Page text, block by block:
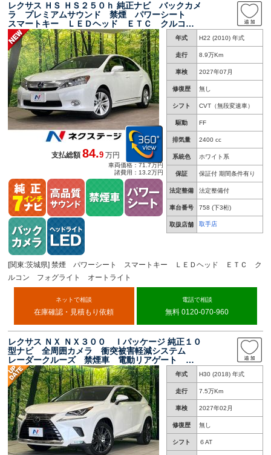
レクサス ＨＳ ＨＳ２５０ｈ 純正ナビ バックカメ
ラ プレミアムサウンド 禁煙 パワーシート
スマートキー ＬＥＤヘッド ＥＴＣ クルコ
ン フォグライト オートライト オートエアコ
ン 純正１７インチＡＷ ＣＤ／ＤＶＤ再生 フ
ルセグ
年式 H22 (2010) 年式
走行 8.9万Km
車検 2027年07月
修復歴 無し
シフト CVT（無段変速車）
駆動 FF
排気量 2400 cc
系統色 ホワイト系
保証 保証付 期間条件有り
法定整備 法定整備付
車台番号 758 (下3桁)
取扱店舗 取手店
支払総額84.9 万円
車両価格：71.7万円
諸費用：13.2万円
[関東:茨城県] 禁煙 パワーシート スマートキー ＬＥＤヘッド ＥＴＣ ク
ルコン フォグライト オートライト
ネットで相談
在庫確認・見積もり依頼
電話で相談
無料 0120-070-960
レクサス ＮＸ ＮＸ３００ Ｉパッケージ 純正１０
型ナビ 全周囲カメラ 衝突被害軽減システム
レーダークルーズ 禁煙車 電動リアゲート レ
ザーシート ドラレコ コーナーセンサー スマ
ートキー ＬＥＤヘッド ＥＴＣ２．０ 純正１
９インチアルミ
年式 H30 (2018) 年式
走行 7.5万Km
車検 2027年02月
修復歴 無し
シフト ６AT